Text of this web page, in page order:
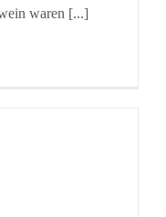
waren [...]